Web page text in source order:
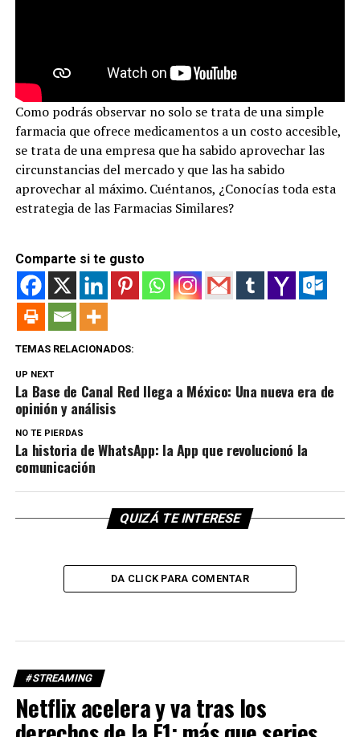
Como podrás observar no solo se trata de una simple
farmacia que ofrece medicamentos a un costo accesible,
se trata de una empresa que ha sabido aprovechar las
circunstancias del mercado y que las ha sabido
aprovechar al máximo. Cuéntanos, ¿Conocías toda esta
estrategia de las Farmacias Similares?
Comparte si te gusto
TEMAS RELACIONADOS:
UP NEXT
La Base de Canal Red llega a México: Una nueva era de
opinión y análisis
NO TE PIERDAS
La historia de WhatsApp: la App que revolucionó la
comunicación
QUIZÁ TE INTERESE
DA CLICK PARA COMENTAR
#STREAMING
Netflix acelera y va tras los